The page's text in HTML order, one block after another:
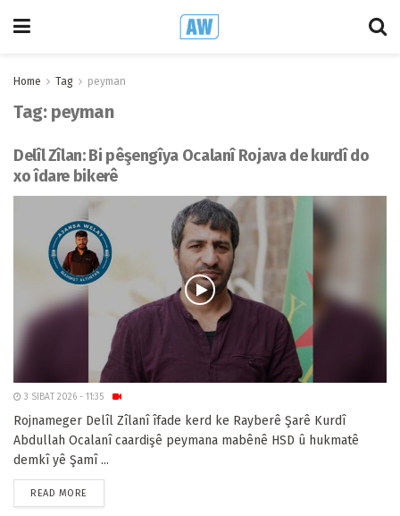
Home Tag peyman
Tag: peyman
Delîl Zîlan: Bi pêşengîya Ocalanî Rojava de kurdî do
xo îdare bikerê
3 SIBAT 2026 - 11:35
Rojnameger Delîl Zîlanî îfade kerd ke Rayberê Şarê Kurdî
Abdullah Ocalanî caardişê peymana mabênê HSD û hukmatê
demkî yê Şamî ...
READ MORE